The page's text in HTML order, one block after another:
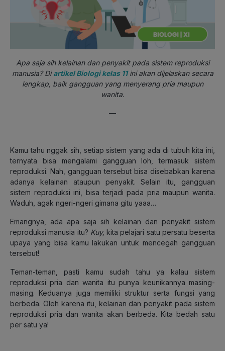
Apa saja sih kelainan dan penyakit pada sistem reproduksi
manusia? Diartikel Biologi kelas 11ini akan dijelaskan secara
lengkap, baik gangguan yang menyerang pria maupun
wanita.
—
Kamu tahu nggak sih, setiap sistem yang ada di tubuh kita ini,
ternyata bisa mengalami gangguan loh, termasuk sistem
reproduksi. Nah, gangguan tersebut bisa disebabkan karena
adanya kelainan ataupun penyakit. Selain itu, gangguan
sistem reproduksi ini, bisa terjadi pada pria maupun wanita.
Waduh, agak ngeri-ngeri gimana gitu yaaa…
Emangnya, ada apa saja sih kelainan dan penyakit sistem
reproduksi manusia itu? Kuy, kita pelajari satu persatu beserta
upaya yang bisa kamu lakukan untuk mencegah gangguan
tersebut!
Teman-teman, pasti kamu sudah tahu ya kalau sistem
reproduksi pria dan wanita itu punya keunikannya masing-
masing. Keduanya juga memiliki struktur serta fungsi yang
berbeda. Oleh karena itu, kelainan dan penyakit pada sistem
reproduksi pria dan wanita akan berbeda. Kita bedah satu
per satu ya!